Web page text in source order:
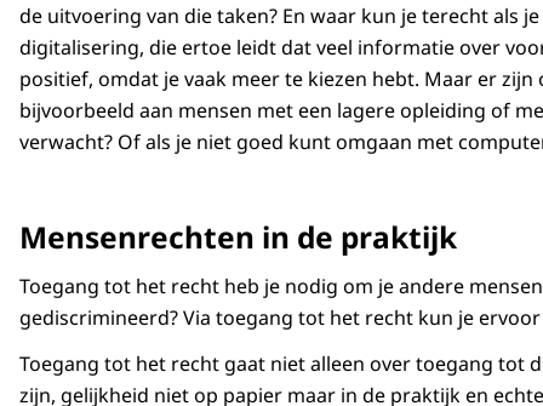
de uitvoering van die taken? En waar kun je terecht als
digitalisering, die ertoe leidt dat veel informatie over
positief, omdat je vaak meer te kiezen hebt. Maar er
bijvoorbeeld aan mensen met een lagere opleiding of
verwacht? Of als je niet goed kunt omgaan met
Mensenrechten in de praktijk
Toegang tot het recht heb je nodig om je andere
gediscrimineerd? Via toegang tot het recht kun je
Toegang tot het recht gaat niet alleen over toegang tot
zijn, gelijkheid niet op papier maar in de praktijk en